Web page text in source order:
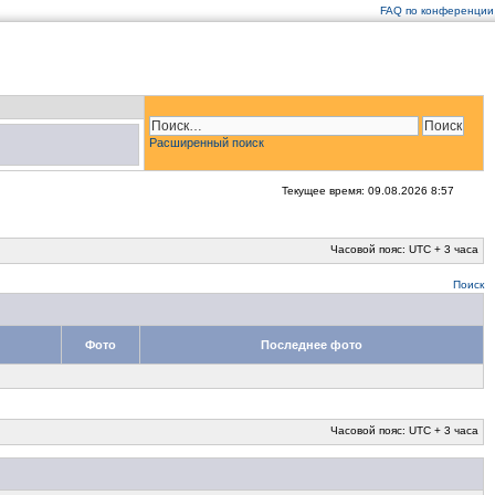
FAQ по конференции
Расширенный поиск
Текущее время: 09.08.2026 8:57
Часовой пояс: UTC + 3 часа
Поиск
Фото Последнее фото
Часовой пояс: UTC + 3 часа